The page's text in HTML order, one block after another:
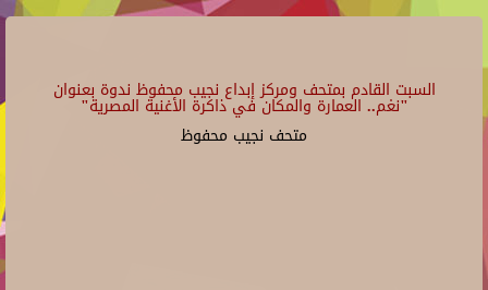
السبت القادم بمتحف ومركز إبداع نجيب محفوظ ندوة بعنوان
"نغم.. العمارة والمكان في ذاكرة الأغنية المصرية"
متحف نجيب محفوظ